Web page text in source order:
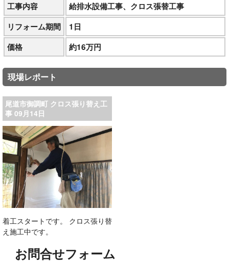
工事内容
給排水設備工事、クロス張替工事
リフォーム期間
1日
価格
約16万円
現場レポート
尾道市御調町 クロス張り替え工
事 09月14日
着工スタートです。 クロス張り替
え施工中です。
お問合せフォーム